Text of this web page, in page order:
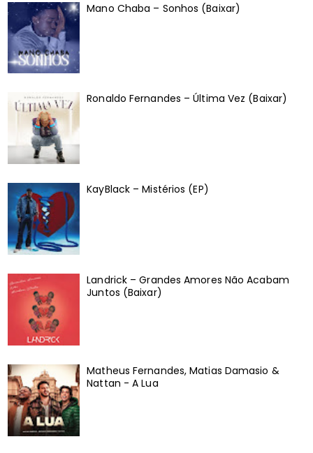
Mano Chaba – Sonhos (Baixar)
Ronaldo Fernandes – Última Vez (Baixar)
KayBlack – Mistérios (EP)
Landrick – Grandes Amores Não Acabam
Juntos (Baixar)
Matheus Fernandes, Matias Damasio &
Nattan - A Lua